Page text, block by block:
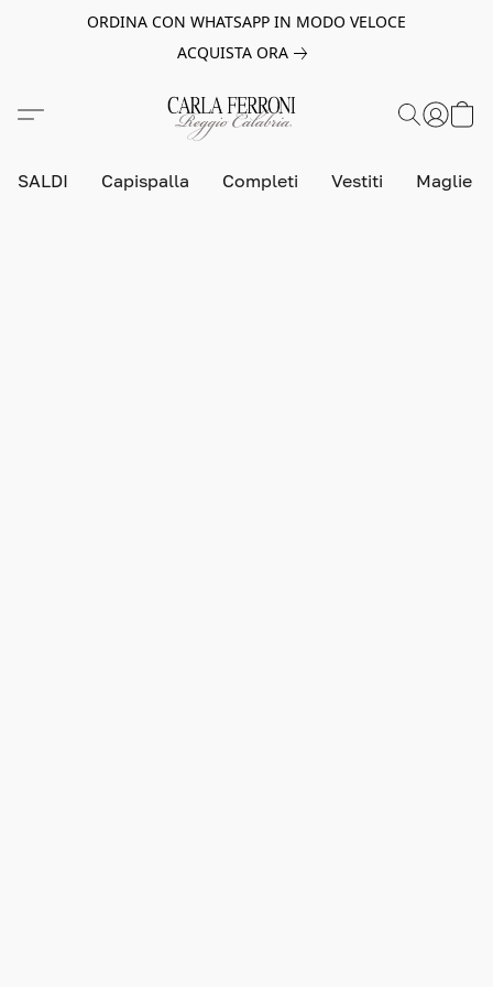
ORDINA CON WHATSAPP IN MODO VELOCE
ACQUISTA ORA
SALDI Capispalla Completi Vestiti Maglie e